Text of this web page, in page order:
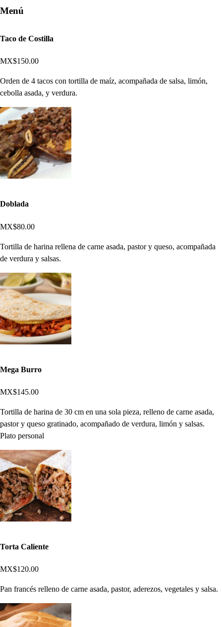
Menú
Taco de Costilla
MX$150.00
Orden de 4 tacos con tortilla de maíz, acompañada de salsa, limón,
cebolla asada, y verdura.
Doblada
MX$80.00
Tortilla de harina rellena de carne asada, pastor y queso, acompañada
de verdura y salsas.
Mega Burro
MX$145.00
Tortilla de harina de 30 cm en una sola pieza, relleno de carne asada,
pastor y queso gratinado, acompañado de verdura, limón y salsas.
Plato personal
Torta Caliente
MX$120.00
Pan francés relleno de carne asada, pastor, aderezos, vegetales y salsa.